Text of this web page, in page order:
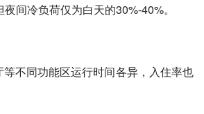
间冷负荷仅为白天的30%-40%。
不同功能区运行时间各异，入住率也